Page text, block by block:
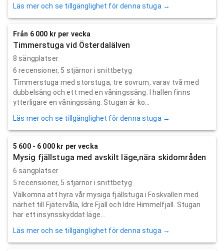
Läs mer och se tillgänglighet för denna stuga →
Från 6 000 kr per vecka
Timmerstuga vid Österdalälven
8 sängplatser
6 recensioner, 5 stjärnor i snittbetyg
Timmerstuga med storstuga, tre sovrum, varav två med
dubbelsäng och ett med en våningssäng. I hallen finns
ytterligare en våningssäng. Stugan är ko...
Läs mer och se tillgänglighet för denna stuga →
5 600 - 6 000 kr per vecka
Mysig fjällstuga med avskilt läge,nära skidområden
6 sängplatser
5 recensioner, 5 stjärnor i snittbetyg
Välkomna att hyra vår mysiga fjällstuga i Foskvallen med
närhet till Fjätervåla, Idre Fjäll och Idre Himmelfjäll. Stugan
har ett insynsskyddat läge...
Läs mer och se tillgänglighet för denna stuga →